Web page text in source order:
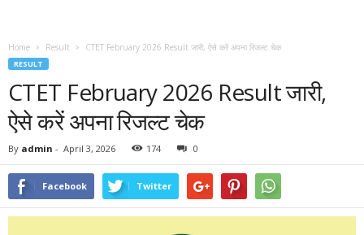
Home Result CTET February 2026 Result जारी, ऐसे करें अपना रिजल्ट चेक
RESULT
CTET February 2026 Result जारी,
ऐसे करें अपना रिजल्ट चेक
By admin - April 3, 2026 174 0
Facebook Twitter